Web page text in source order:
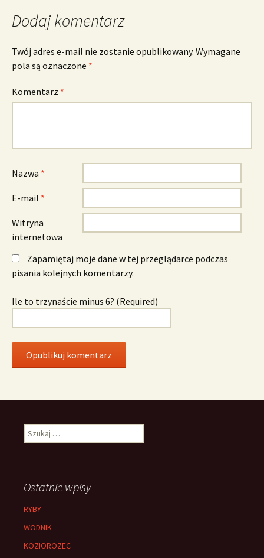
Dodaj komentarz
Twój adres e-mail nie zostanie opublikowany. Wymagane
pola są oznaczone *
Komentarz *
Nazwa *
E-mail *
Witryna
internetowa
Zapamiętaj moje dane w tej przeglądarce podczas
pisania kolejnych komentarzy.
Ile to trzynaście minus 6? (Required)
Szukaj:
Ostatnie wpisy
RYBY
WODNIK
KOZIOROZEC